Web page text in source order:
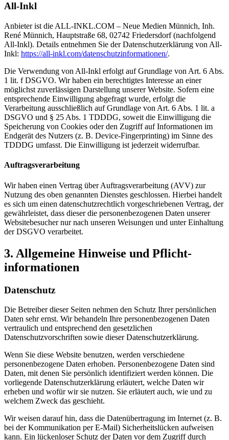
All-Inkl
Anbieter ist die ALL-INKL.COM – Neue Medien Münnich, Inh.
René Münnich, Hauptstraße 68, 02742 Friedersdorf (nachfolgend
All-Inkl). Details entnehmen Sie der Datenschutzerklärung von All-
Inkl: https://all-inkl.com/datenschutzinformationen/.
Die Verwendung von All-Inkl erfolgt auf Grundlage von Art. 6 Abs.
1 lit. f DSGVO. Wir haben ein berechtigtes Interesse an einer
möglichst zuverlässigen Darstellung unserer Website. Sofern eine
entsprechende Einwilligung abgefragt wurde, erfolgt die
Verarbeitung ausschließlich auf Grundlage von Art. 6 Abs. 1 lit. a
DSGVO und § 25 Abs. 1 TDDDG, soweit die Einwilligung die
Speicherung von Cookies oder den Zugriff auf Informationen im
Endgerät des Nutzers (z. B. Device-Fingerprinting) im Sinne des
TDDDG umfasst. Die Einwilligung ist jederzeit widerrufbar.
Auftragsverarbeitung
Wir haben einen Vertrag über Auftragsverarbeitung (AVV) zur
Nutzung des oben genannten Dienstes geschlossen. Hierbei handelt
es sich um einen datenschutzrechtlich vorgeschriebenen Vertrag, der
gewährleistet, dass dieser die personenbezogenen Daten unserer
Websitebesucher nur nach unseren Weisungen und unter Einhaltung
der DSGVO verarbeitet.
3. Allgemeine Hinweise und Pflicht­
informationen
Datenschutz
Die Betreiber dieser Seiten nehmen den Schutz Ihrer persönlichen
Daten sehr ernst. Wir behandeln Ihre personenbezogenen Daten
vertraulich und entsprechend den gesetzlichen
Datenschutzvorschriften sowie dieser Datenschutzerklärung.
Wenn Sie diese Website benutzen, werden verschiedene
personenbezogene Daten erhoben. Personenbezogene Daten sind
Daten, mit denen Sie persönlich identifiziert werden können. Die
vorliegende Datenschutzerklärung erläutert, welche Daten wir
erheben und wofür wir sie nutzen. Sie erläutert auch, wie und zu
welchem Zweck das geschieht.
Wir weisen darauf hin, dass die Datenübertragung im Internet (z. B.
bei der Kommunikation per E-Mail) Sicherheitslücken aufweisen
kann. Ein lückenloser Schutz der Daten vor dem Zugriff durch